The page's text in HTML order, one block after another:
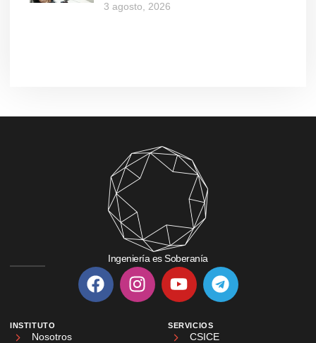
3 agosto, 2026
Ingeniería es Soberanía
INSTITUTO
Nosotros
SERVICIOS
CSICE